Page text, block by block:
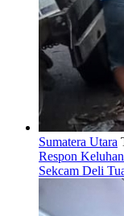
Sumatera Utara
Respon
Sekcam Deli